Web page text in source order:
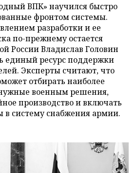
ВПК» научился быстро
фронтом системы.
разработки и ее
по-прежнему остается
России Владислав Головин
единый ресурс поддержки
Эксперты считают, что
отбирать наиболее
военным решения,
производство и включать
систему снабжения армии.